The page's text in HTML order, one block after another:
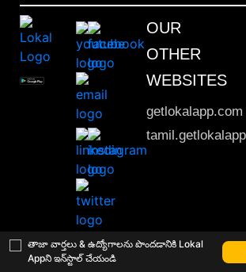
తాజా వార్తలు & ఉద్యోగాలను పొందడానికి Lokal
Appని ఇన్‌స్టాల్ చేయండి
OUR
OTHER
WEBSITES
getlokalapp.com
This material may not be published, transmitted, rewritten or redistributed. © 2020 Lokal App. All rights